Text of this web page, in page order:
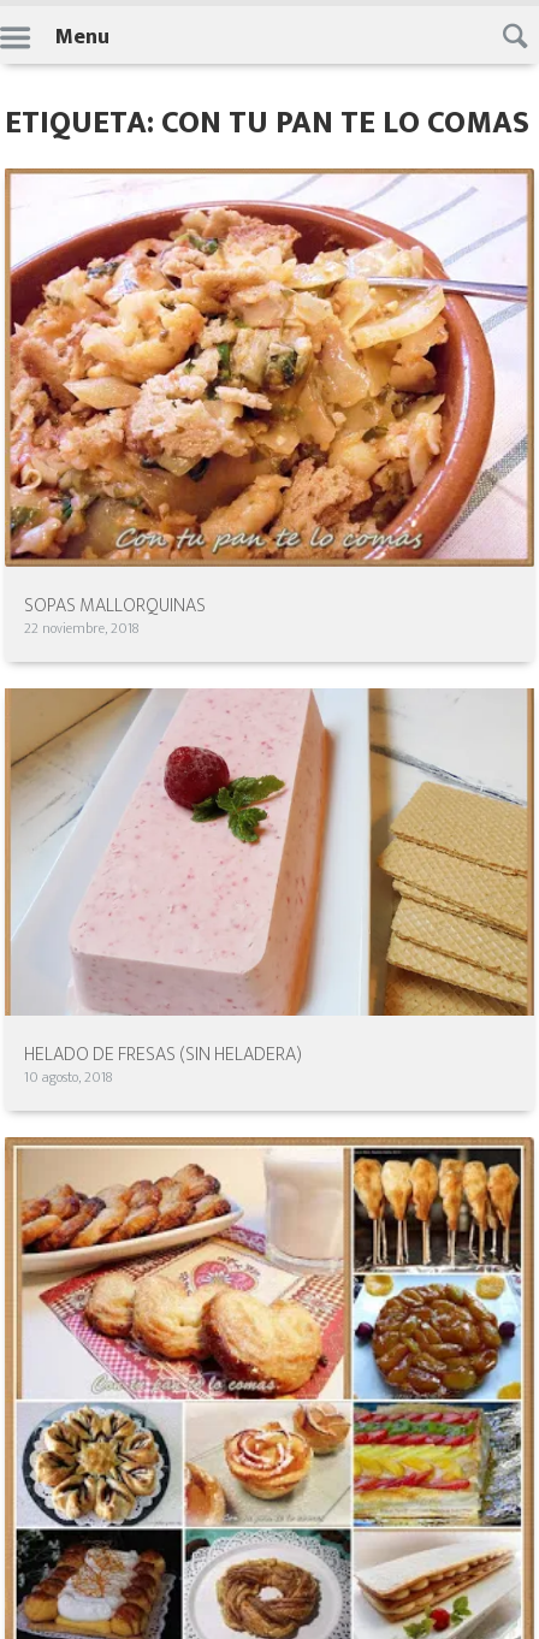
Skip
to
content
Menu
ETIQUETA: CON TU PAN TE LO COMAS
SOPAS MALLORQUINAS
22 noviembre, 2018
HELADO DE FRESAS (SIN HELADERA)
10 agosto, 2018